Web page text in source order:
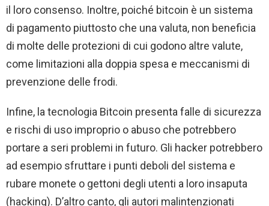
il loro consenso. Inoltre, poiché bitcoin è un sistema
di pagamento piuttosto che una valuta, non beneficia
di molte delle protezioni di cui godono altre valute,
come limitazioni alla doppia spesa e meccanismi di
prevenzione delle frodi.
Infine, la tecnologia Bitcoin presenta falle di sicurezza
e rischi di uso improprio o abuso che potrebbero
portare a seri problemi in futuro. Gli hacker potrebbero
ad esempio sfruttare i punti deboli del sistema e
rubare monete o gettoni degli utenti a loro insaputa
(hacking). D’altro canto, gli autori malintenzionati